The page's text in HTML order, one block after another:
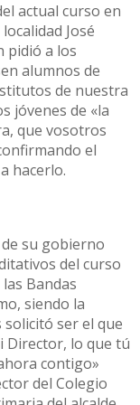
actual curso en
José
pidió a los
alumnos de
de nuestra
jóvenes de «la
que vosotros
el
hacerlo.
su gobierno
del curso
Bandas
siendo la
ser el que
Director, lo que tú
contigo»
del Colegio